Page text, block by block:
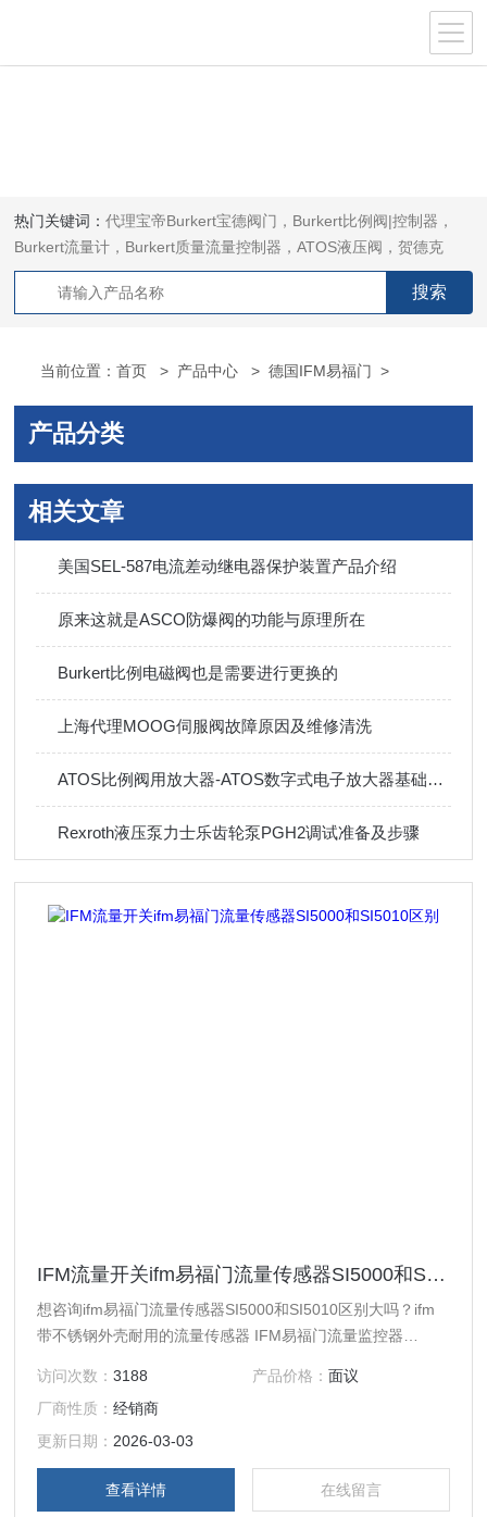
热门关键词：代理宝帝Burkert宝德阀门，Burkert比例阀|控制器，
Burkert流量计，Burkert质量流量控制器，ATOS液压阀，贺德克
HYDAC传感器，ASCO电磁阀，ASCO阀门，REXROTH力士乐阀
泵，安沃驰Aventics电磁阀|气缸，Samson萨姆森定位器
当前位置：首页 > 产品中心 >德国IFM易福门 >
产品分类
相关文章
美国SEL-587电流差动继电器保护装置产品介绍
原来这就是ASCO防爆阀的功能与原理所在
Burkert比例电磁阀也是需要进行更换的
上海代理MOOG伺服阀故障原因及维修清洗
ATOS比例阀用放大器-ATOS数字式电子放大器基础知识
Rexroth液压泵力士乐齿轮泵PGH2调试准备及步骤
IFM流量开关ifm易福门流量传感器SI5000和SI5010区别
想咨询ifm易福门流量传感器SI5000和SI5010区别大吗？ifm
带不锈钢外壳耐用的流量传感器 IFM易福门流量监控器
的可靠监控 通过适配器的多样过程连接 开关点设定方便，适
合快速安装 坚固的不锈钢外壳，适用于严苛的工业环境 LED
柱状图指示开关点和流量
访问次数：3188 产品价格： 面议
厂商性质：经销商
更新日期： 2026-03-03
查看详情 在线留言